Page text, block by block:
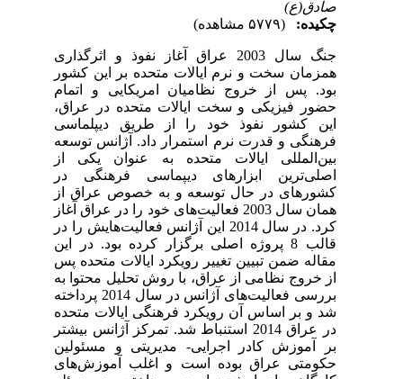
صادق(ع)
چکیده:
جنگ سال 2003 عراق آغاز نفوذ و اثرگذاری
همزمان سخت و نرم ایالات متحده بر این کشور
بود. پس از خروج نظامیان امریکایی و اتمام
حضور فیزیکی و سخت ایالات متحده در عراق،
این کشور نفوذ خود را از طریق دیپلماسی
فرهنگی و قدرت نرم استمرار داد. آژانس توسعه
بین‌المللی ایالات متحده به عنوان یکی از
اصلی‌ترین ابزارهای دیپماسی فرهنگی در
کشورهای در حال توسعه و به خصوص عراق از
همان سال 2003 فعالیت‌های خود را در عراق آغاز
کرد. در سال 2014 این آژانس فعالیت‌هایش را در
قالب 8 پروژه اصلی برگزار کرده بود. در این
مقاله ضمن تبیین تغییر رویکرد ایالات متحده پس
از خروج نظامی از عراق، با روش تحلیل محتوا به
بررسی فعالیت‌های آژانس در سال 2014 پرداخته
شد و بر اساس آن رویکرد فرهنگی ایالات متحده
در عراق 2014 استنباط شد. تمرکز آژانس بیشتر
بر آموزش کادر اجرایی- مدیریتی و مسئولین
حکومتی عراق بوده است و اغلب آموزش‌های